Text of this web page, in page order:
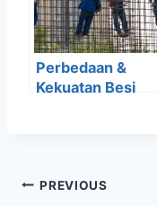
Perbedaan &
Kekuatan Besi
PREVIOUS